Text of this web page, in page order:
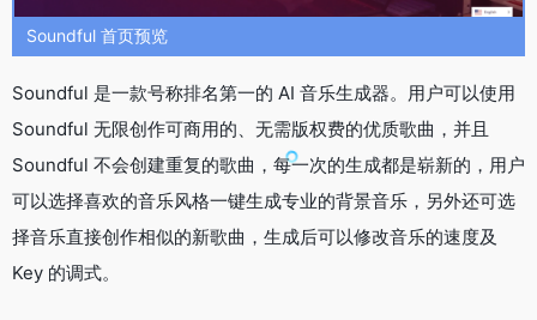
Soundful 首页预览
Soundful 是一款号称排名第一的 AI 音乐生成器。用户可以使用
Soundful 无限创作可商用的、无需版权费的优质歌曲，并且
Soundful 不会创建重复的歌曲，每一次的生成都是崭新的，用户
可以选择喜欢的音乐风格一键生成专业的背景音乐，另外还可选
择音乐直接创作相似的新歌曲，生成后可以修改音乐的速度及
Key 的调式。